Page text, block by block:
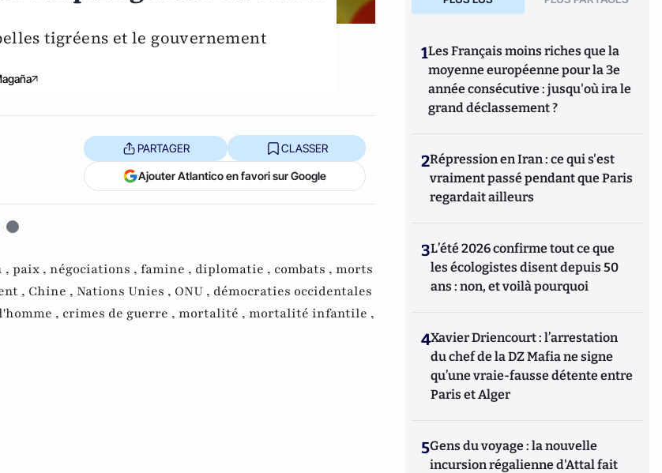
tigréens et le gouvernement
PARTAGER CLASSER
Ajouter Atlantico en favori sur Google
, paix , négociations , famine , diplomatie , combats , morts
, Chine , Nations Unies , ONU , démocraties occidentales
, crimes de guerre , mortalité , mortalité infantile ,
1Les Français moins riches que la
moyenne européenne pour la 3e
année consécutive : jusqu'où ira le
grand déclassement ?
2Répression en Iran : ce qui s'est
vraiment passé pendant que Paris
regardait ailleurs
3L’été 2026 confirme tout ce que
les écologistes disent depuis 50
ans : non, et voilà pourquoi
4Xavier Driencourt : l’arrestation
du chef de la DZ Mafia ne signe
qu’une vraie-fausse détente entre
Paris et Alger
5Gens du voyage : la nouvelle
incursion régalienne d'Attal fait